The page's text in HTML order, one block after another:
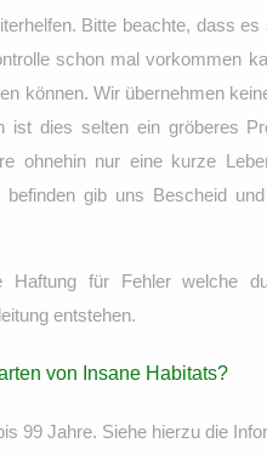
Bitte beachte, dass
schon mal vorkommen
können. Wir übernehmen
ist dies selten ein gröberes
ohnehin nur eine kurze
gib uns Bescheid
Haftung für Fehler welche
entstehen.
von Insane Habitats?
99 Jahre. Siehe hierzu die